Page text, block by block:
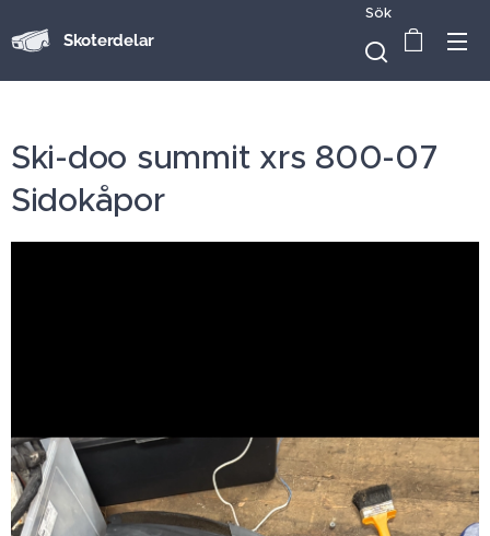
Skoterdelar
Sök
Ski-doo summit xrs 800-07
Sidokåpor